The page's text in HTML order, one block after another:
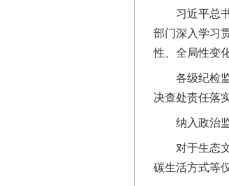
习近平总书
部门深入学习
性、全局性变化
各级纪检监
决查处责任落
纳入政治监
对于生态文
碳生活方式等